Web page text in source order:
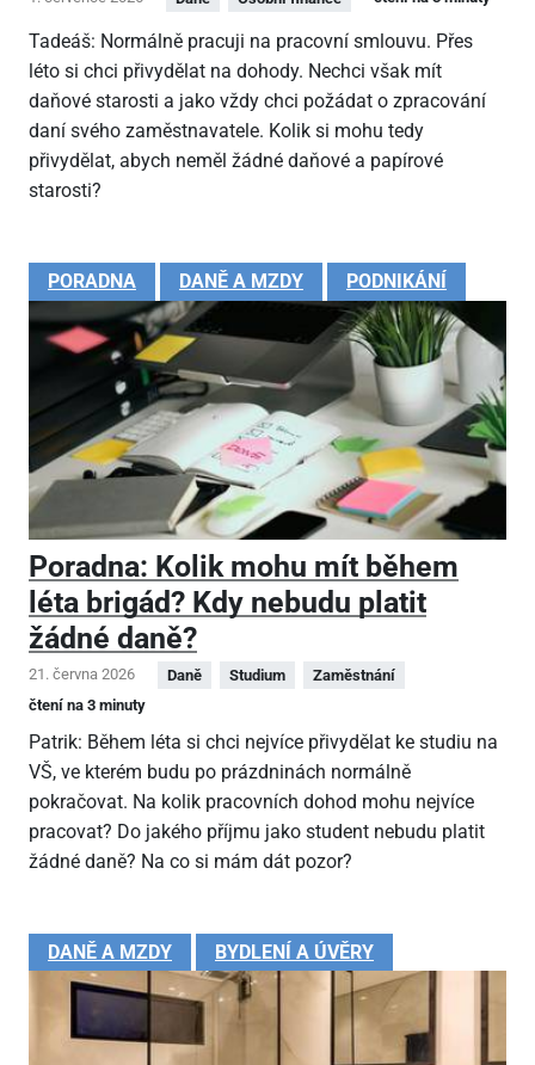
Tadeáš: Normálně pracuji na pracovní smlouvu. Přes
léto si chci přivydělat na dohody. Nechci však mít
daňové starosti a jako vždy chci požádat o zpracování
daní svého zaměstnavatele. Kolik si mohu tedy
přivydělat, abych neměl žádné daňové a papírové
starosti?
PORADNA DANĚ A MZDY PODNIKÁNÍ
Poradna: Kolik mohu mít během
léta brigád? Kdy nebudu platit
žádné daně?
21. června 2026 Daně Studium
Zaměstnání
čtení na 3 minuty
Patrik: Během léta si chci nejvíce přivydělat ke studiu na
VŠ, ve kterém budu po prázdninách normálně
pokračovat. Na kolik pracovních dohod mohu nejvíce
pracovat? Do jakého příjmu jako student nebudu platit
žádné daně? Na co si mám dát pozor?
DANĚ A MZDY BYDLENÍ A ÚVĚRY